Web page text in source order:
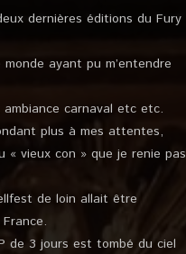
dernières éditions du Fury
ayant pu m’entendre
carnaval etc etc.
plus à mes attentes,
vieux con » que je renie pas
de loin allait être
de 3 jours est tombé du ciel